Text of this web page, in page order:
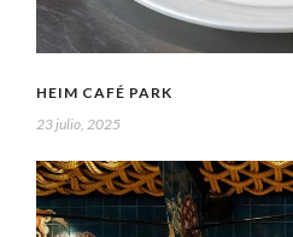
HEIM CAFÉ PARK
23 julio, 2025